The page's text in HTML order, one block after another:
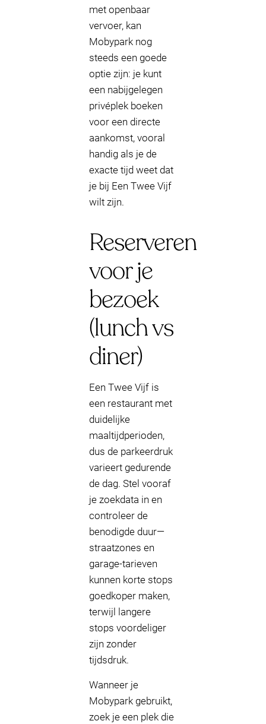
met openbaar
vervoer, kan
Mobypark nog
steeds een goede
optie zijn: je kunt
een nabijgelegen
privéplek boeken
voor een directe
aankomst, vooral
handig als je de
exacte tijd weet dat
je bij Een Twee Vijf
wilt zijn.
Reserveren
voor je
bezoek
(lunch vs
diner)
Een Twee Vijf is
een restaurant met
duidelijke
maaltijdperioden,
dus de parkeerdruk
varieert gedurende
de dag. Stel vooraf
je zoekdata in en
controleer de
benodigde duur—
straatzones en
garage-tarieven
kunnen korte stops
goedkoper maken,
terwijl langere
stops voordeliger
zijn zonder
tijdsdruk.
Wanneer je
Mobypark gebruikt,
zoek je een plek die